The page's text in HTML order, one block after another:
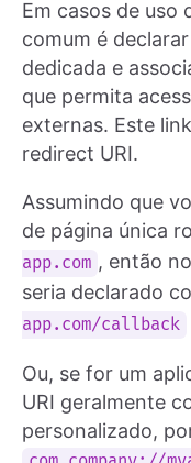
Em casos de uso
comum é
dedicada e
que permita
externas. Este
redirect URI.
Assumindo que
de página única
app.com , então
seria declarado
app.com/callback
Ou, se for um
URI geralmente
personalizado,